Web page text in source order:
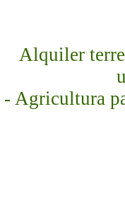
Alquiler
- Agricultura